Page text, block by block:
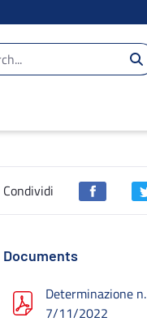
Condividi
Documents
Determinazione
7/11/2022